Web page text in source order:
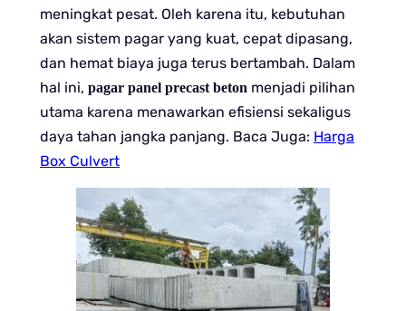
meningkat pesat. Oleh karena itu, kebutuhan
akan sistem pagar yang kuat, cepat dipasang,
dan hemat biaya juga terus bertambah. Dalam
hal ini, pagar panel precast beton menjadi pilihan
utama karena menawarkan efisiensi sekaligus
daya tahan jangka panjang. Baca Juga: Harga
Box Culvert